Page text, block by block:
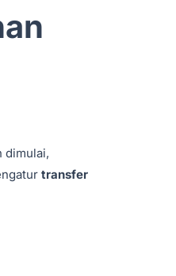
dimulai,
transfer